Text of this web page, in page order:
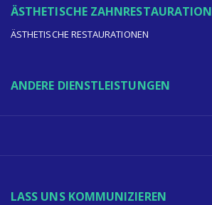
ÄSTHETISCHE ZAHNRESTAURATION
ÄSTHETISCHE RESTAURATIONEN
ANDERE DIENSTLEISTUNGEN
LASS UNS KOMMUNIZIEREN